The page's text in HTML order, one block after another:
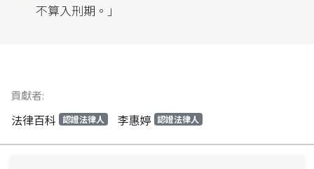
不算入刑期。」
貢獻者:
法律百科 認證法律人 李惠婷 認證法律人